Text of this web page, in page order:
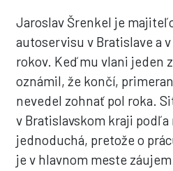
Jaroslav Šrenkel je
autoservisu v Bratislave a
rokov. Keď mu vlani jeden
oznámil, že končí,
nevedel zohnať pol roka.
v Bratislavskom kraji podľa
jednoduchá, pretože o
je v hlavnom meste